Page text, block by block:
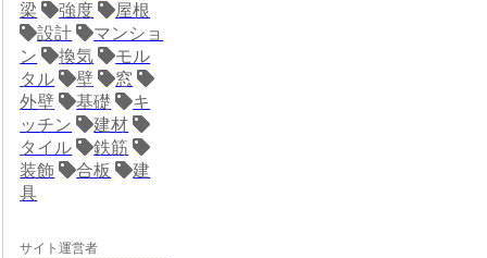
梁
強度
屋根
設計
マンショ
ン
換気
モル
タル
壁
窓
外壁
基礎
キ
ッチン
建材
タイル
鉄筋
装飾
合板
建
具
サイト運営者